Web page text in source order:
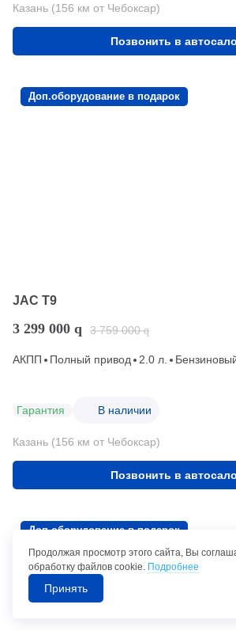
Казань (156 км от Чебоксар)
Позвонить в
Доп.оборудование в подарок
JAC T9
3 299 000 q 3 759 000 q
АКПП Полный привод 2.0 л.
Гарантия В наличии
Казань (156 км от Чебоксар)
Позвонить в
Доп.оборудование в подарок
Продолжая просмотр этого сайта, Вы
обработку файлов cookie. Подробнее
Принять